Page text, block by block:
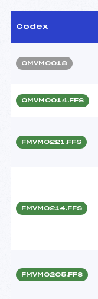
Codex
OMVM0018
OMVM0014.FFS
FMVM0221.FFS
FMVM0214.FFS
FMVM0205.FFS